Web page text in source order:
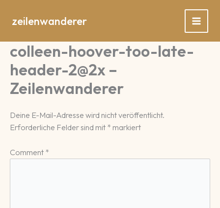
Inhaltzeilenwanderer
colleen-hoover-too-late-
header-2@2x –
Zeilenwanderer
Deine E-Mail-Adresse wird nicht veröffentlicht.
Erforderliche Felder sind mit * markiert
Comment *